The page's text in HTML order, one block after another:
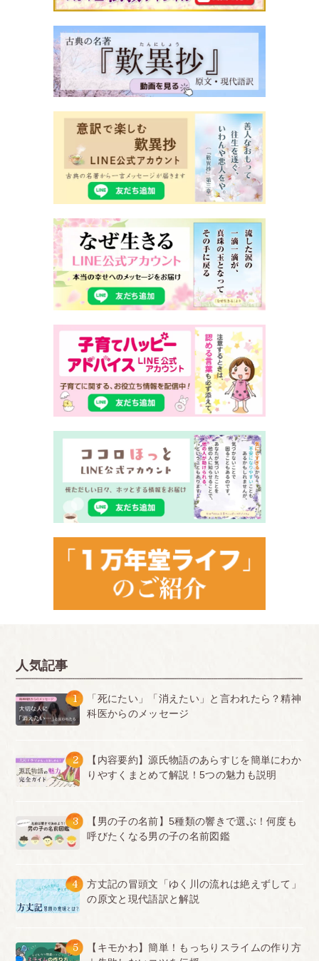
人気記事
1
「死にたい」「消えたい」と言われたら？精神
科医からのメッセージ
2
【内容要約】源氏物語のあらすじを簡単にわか
りやすくまとめて解説！5つの魅力も説明
3
【男の子の名前】5種類の響きで選ぶ！何度も
呼びたくなる男の子の名前図鑑
4
方丈記の冒頭文「ゆく川の流れは絶えずして」
の原文と現代語訳と解説
5
【キモかわ】簡単！もっちりスライムの作り方